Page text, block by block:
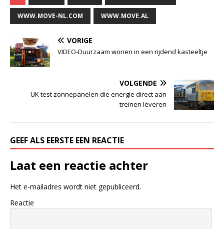
WWW.MOVE-NL.COM WWW.MOVE.AL
VORIGE
VIDEO-Duurzaam wonen in een rijdend kasteeltje
VOLGENDE
UK test zonnepanelen die energie direct aan
treinen leveren
GEEF ALS EERSTE EEN REACTIE
Laat een reactie achter
Het e-mailadres wordt niet gepubliceerd.
Reactie